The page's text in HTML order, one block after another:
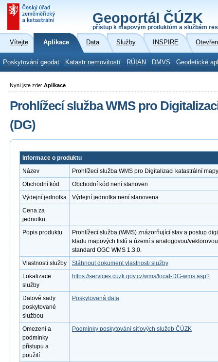
Geoportál ČÚZK
přístup k mapovým produktům a službám
Vítejte Aplikace Data Služby INSPIRE
Poskytování geodat Katastr nemovitostí RÚIAN DMVS Geodetické
Nyní jste zde: Aplikace
Prohlížecí služba WMS pro
(DG)
Informace o produktu
Název
Prohlížecí služba WMS pro Digitalizaci katastrální
Obchodní kód
Obchodní kód není stanoven
Výdejní jednotka
Výdejní jednotka není stanovena
Cena za
jednotku
Popis produktu
Prohlížecí služba (WMS) znázorňující stav a postup
kladu mapových listů a území s analogovou/
standard OGC WMS 1.3.0.
Vlastnosti služby
Stáhnout dokument vlastnosti služby
Lokalizace
služby
https://services.cuzk.gov.cz/wms/local-DG-wms.asp?
Datové sady
poskytované
službou
Poskytovaná data
Omezení a
podmínky
přístupu a
použití
Podmínky poskytování síťových služeb ČÚZK